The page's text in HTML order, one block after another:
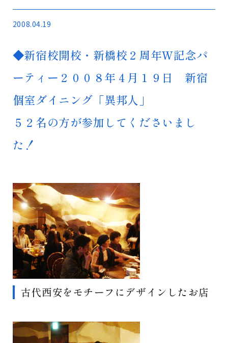
2008.04.19
◆新宿校開校・新橋校２周年Ｗ記念パ
ーティー２００８年４月１９日 新宿
個室ダイニング「異邦人」
５２名の方が参加してくださいまし
た！
古代西安をモチーフにデザインしたお店